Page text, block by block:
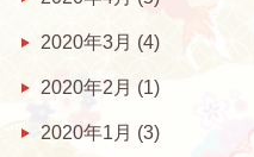
2020年3月 (4)
2020年2月 (1)
2020年1月 (3)